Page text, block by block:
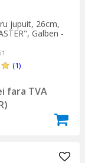
jupuit, 26cm,
Galben -
(1)
fara TVA